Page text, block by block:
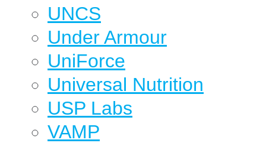
UNCS
Under Armour
UniForce
Universal Nutrition
USP Labs
VAMP